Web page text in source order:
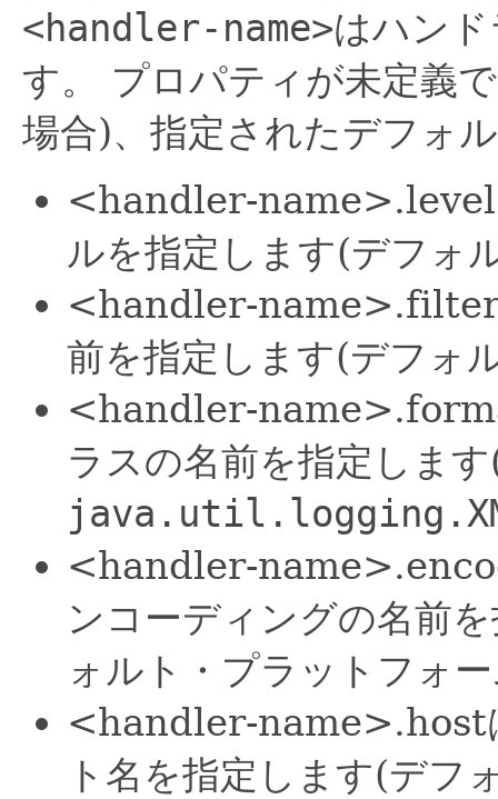
<handler-name>はハン
す。
プロパティが未定義
場合)、指定されたデフォ
<handler-
ルを指定します(デフォ
<handler-name>.filter
前を指定します(デフォ
<handler-
ラスの名前を指定しま
<handler-
ンコーディングの名前
ォルト・プラットフォ
<handler-name>.host
ト名を指定します(デフ